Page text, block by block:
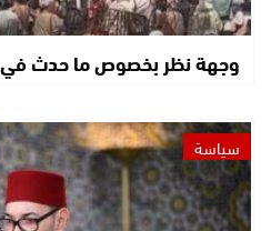
وجهة نظر بخصوص ما حدث في
سياسة